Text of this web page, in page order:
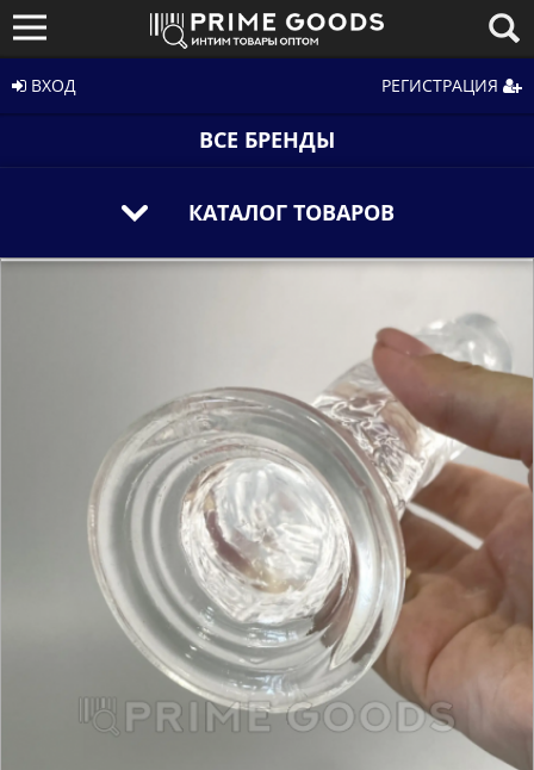
ВХОД РЕГИСТРАЦИЯ
ВСЕ БРЕНДЫ
КАТАЛОГ ТОВАРОВ